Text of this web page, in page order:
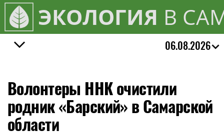
ЭКОЛОГИЯ В
06.08.2026
Волонтеры ННК очистили
родник «Барский» в Самарской
области